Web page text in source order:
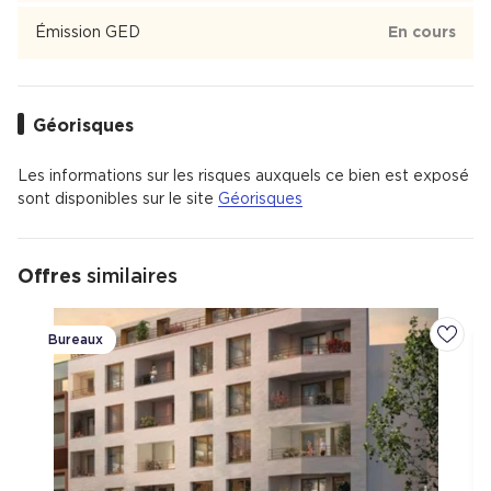
restaurants et un supermarché.
Émission GED En cours
Géorisques
Les informations sur les risques auxquels ce bien est exposé
sont disponibles sur le site Géorisques
Offres similaires
Bureaux